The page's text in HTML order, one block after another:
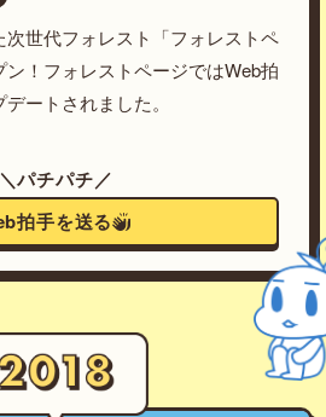
世代フォレスト「フォレストペ
！フォレストページではWeb拍
ートされました。
＼パチパチ／
拍手を送る